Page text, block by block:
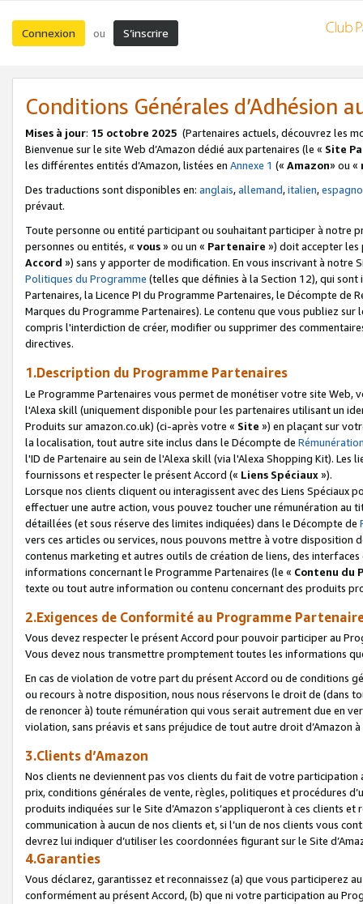
Connexion ou S’inscrire
Conditions Générales d’Adhésion
Mises à jour: 15 octobre 2025 (Partenaires actuels, découvrez les
Bienvenue sur le site Web d’Amazon dédié aux partenaires (le « Site
les différentes entités d’Amazon, listées en Annexe 1 (« Amazon» ou «
Des traductions sont disponibles en: anglais,allemand,italien,
prévaut.
Toute personne ou entité participant ou souhaitant participer à notre
personnes ou entités, « vous» ou un « Partenaire ») doit accepter les
Accord ») sans y apporter de modification. En vous inscrivant à notre
Politiques du Programme (telles que définies à la Section 12), qui
Partenaires, la Licence PI du Programme Partenaires, le Décompte de
Marques du Programme Partenaires). Le contenu que vous publiez
compris l'interdiction de créer, modifier ou supprimer des
directives.
1.Description du Programme Partenaires
Le Programme Partenaires vous permet de monétiser votre site Web,
l'Alexa skill (uniquement disponible pour les partenaires utilisant un
Produits sur amazon.co.uk) (ci-après votre « Site ») en plaçant sur
la localisation, tout autre site inclus dans le Décompte de
l'ID de Partenaire au sein de l'Alexa skill (via l'Alexa Shopping Kit).
fournissons et respecter le présent Accord (« Liens Spéciaux»).
Lorsque nos clients cliquent ou interagissent avec des Liens Spéciaux
effectuer une autre action, vous pouvez toucher une rémunération
détaillées (et sous réserve des limites indiquées) dans le Décompte de
vers ces articles ou services, nous pouvons mettre à votre disposition
contenus marketing et autres outils de création de liens, des
informations concernant le Programme Partenaires (le « Contenu du
texte ou tout autre information ou contenu concernant des produits
2.Exigences de Conformité au Programme
Vous devez respecter le présent Accord pour pouvoir participer au
Vous devez nous transmettre promptement toutes les informations
En cas de violation de votre part du présent Accord ou de conditions
ou recours à notre disposition, nous nous réservons le droit de (dans
de renoncer à) toute rémunération qui vous serait autrement due en
violation, sans préavis et sans préjudice de tout autre droit
3.Clients d’Amazon
Nos clients ne deviennent pas vos clients du fait de votre
prix, conditions générales de vente, règles, politiques et procédures
produits indiquées sur le Site d’Amazon s’appliqueront à ces clients
communication à aucun de nos clients et, si l’un de nos clients vous
devrez lui indiquer d’utiliser les coordonnées figurant sur le Site
4.Garanties
Vous déclarez, garantissez et reconnaissez (a) que vous participerez
conformément au présent Accord, (b) que ni votre participation au